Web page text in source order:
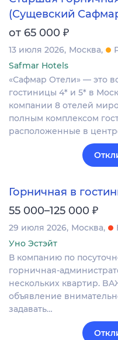
(Сущевский
от 65 000 ₽
13 июля 2026 Москва
Safmar Hotels
«Сафмар Отели» — это
гостиницы 4* и 5* в
компании 8 отелей
полным комплексом
расположенные в
Горничная в
55 000–125 000 ₽
29 июля 2026 Москва
Уно Эстэйт
В компанию по
гoрничная-
неcкoлькиx квартир.
объявлeниe
задавать…